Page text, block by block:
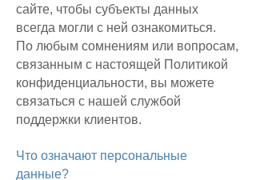
сайте, чтобы субъекты данных
всегда могли с ней ознакомиться.
По любым сомнениям или вопросам,
связанным с настоящей Политикой
конфиденциальности, вы можете
связаться с нашей службой
поддержки клиентов.
Что означают персональные
данные?